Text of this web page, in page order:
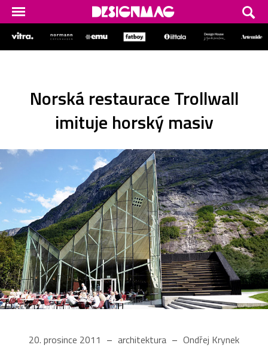
Norská restaurace Trollwall
imituje horský masiv
20. prosince 2011 architektura Ondřej Krynek